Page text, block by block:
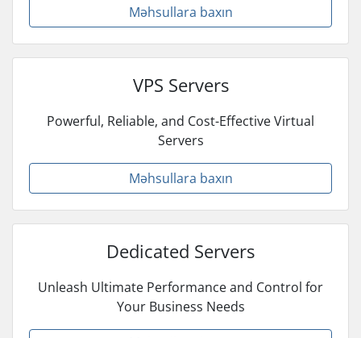
Məhsullara baxın
VPS Servers
Powerful, Reliable, and Cost-Effective Virtual
Servers
Məhsullara baxın
Dedicated Servers
Unleash Ultimate Performance and Control for
Your Business Needs